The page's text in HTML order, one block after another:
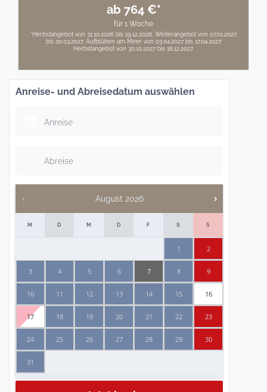
ab 764 €*
für 1 Woche
*Herbstangebot von 31.10.2026 bis 19.12.2026. Winterangebot von 07.01.2027
bis 20.03.2027. Aufblühen am Meer von 03.04.2027 bis 17.04.2027.
Herbstangebot von 30.10.2027 bis 18.12.2027.
Anreise- und Abreisedatum auswählen
August 2026
M D M D F S S
1 2
3 4 5 6 7 8 9
10 11 12 13 14 15 16
17 18 19 20 21 22 23
24 25 26 27 28 29 30
31